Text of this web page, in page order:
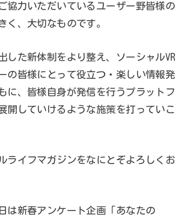
協力いただいているユーザー野皆様の
く、大切なものです。
した新体制をより整え、ソーシャルVR
の皆様にとって役立つ・楽しい情報発
に、皆様自身が発信を行うプラットフ
開していけるような施策を打っていこ
ライフマガジンをなにとぞよろしくお
は新春アンケート企画「あなたの